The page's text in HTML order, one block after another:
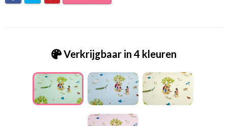
Verkrijgbaar in 4 kleuren